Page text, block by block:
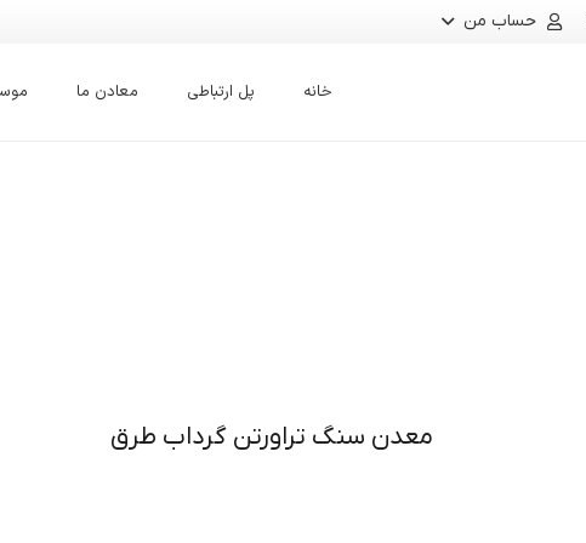
حساب من
خانه پل ارتباطی معادن ما
معدن سنگ تراورتن گرداب طرق